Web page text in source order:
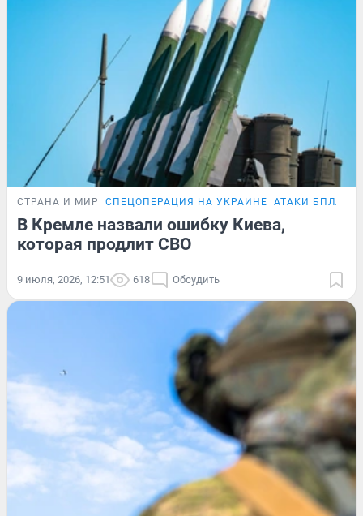
СТРАНА И МИР СПЕЦОПЕРАЦИЯ НА УКРАИНЕ АТАКИ БПЛА
В Кремле назвали ошибку Киева,
которая продлит СВО
9 июля, 2026, 12:51 618 Обсудить